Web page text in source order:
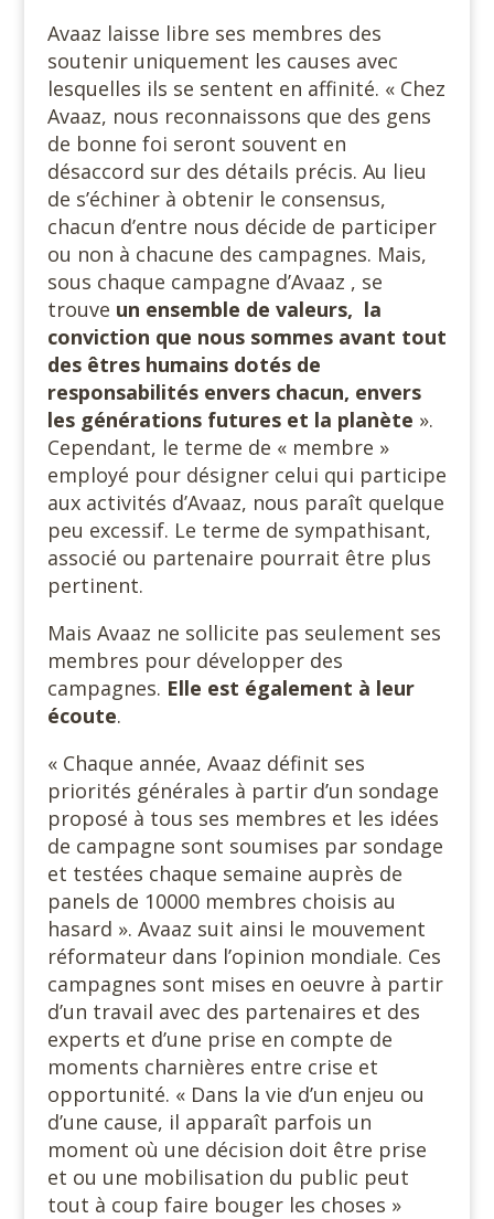
Avaaz laisse libre ses membres des
soutenir uniquement les causes avec
lesquelles ils se sentent en affinité. « Chez
Avaaz, nous reconnaissons que des gens
de bonne foi seront souvent en
désaccord sur des détails précis. Au lieu
de s’échiner à obtenir le consensus,
chacun d’entre nous décide de participer
ou non à chacune des campagnes. Mais,
sous chaque campagne d’Avaaz , se
trouve un ensemble de valeurs, la
conviction que nous sommes avant tout
des êtres humains dotés de
responsabilités envers chacun, envers
les générations futures et la planète ».
Cependant, le terme de « membre »
employé pour désigner celui qui participe
aux activités d’Avaaz, nous paraît quelque
peu excessif. Le terme de sympathisant,
associé ou partenaire pourrait être plus
pertinent.
Mais Avaaz ne sollicite pas seulement ses
membres pour développer des
campagnes. Elle est également à leur
écoute.
« Chaque année, Avaaz définit ses
priorités générales à partir d’un sondage
proposé à tous ses membres et les idées
de campagne sont soumises par sondage
et testées chaque semaine auprès de
panels de 10000 membres choisis au
hasard ». Avaaz suit ainsi le mouvement
réformateur dans l’opinion mondiale. Ces
campagnes sont mises en oeuvre à partir
d’un travail avec des partenaires et des
experts et d’une prise en compte de
moments charnières entre crise et
opportunité. « Dans la vie d’un enjeu ou
d’une cause, il apparaît parfois un
moment où une décision doit être prise
et ou une mobilisation du public peut
tout à coup faire bouger les choses »